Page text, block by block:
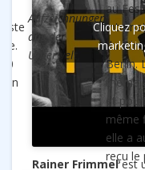
Aufzeichnungen
aus der
Unterwelt,
au
du Film
Berlin.
même
et pour
même
elle a
reçu le
Cliquez
Rainer Frimmelest